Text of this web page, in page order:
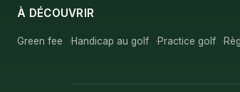
À DÉCOUVRIR
Green fee Handicap au golf Practice golf